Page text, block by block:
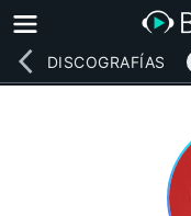
DISCOGRAFÍAS